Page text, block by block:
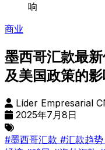
响
商业
墨西哥汇款最
及美国政策的
Líder Empresarial
2025年7月8日
#墨西哥汇款 #汇款趋势